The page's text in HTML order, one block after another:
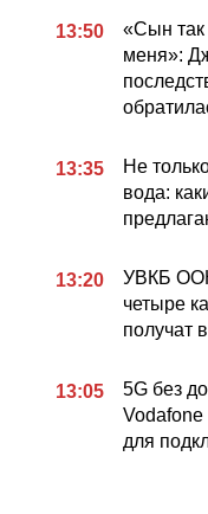
13:50
«Сын так
меня»:
13:35
Не
вода:
13:20
УВКБ
четыре
получат
13:05
5G без
Vodafone
для